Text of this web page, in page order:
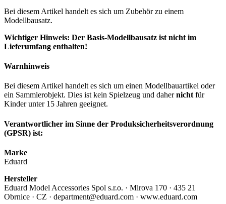
Bei diesem Artikel handelt es sich um Zubehör zu einem
Modellbausatz.
Wichtiger Hinweis: Der Basis-Modellbausatz ist nicht im
Lieferumfang enthalten!
Warnhinweis
Bei diesem Artikel handelt es sich um einen Modellbauartikel oder
ein Sammlerobjekt. Dies ist kein Spielzeug und dahernicht für
Kinder unter 15 Jahren geeignet.
Verantwortlicher im Sinne der Produksicherheitsverordnung
(GPSR) ist:
Marke
Eduard
Hersteller
Eduard Model Accessories Spol s.r.o. · Mirova 170 · 435 21
Obrnice · CZ · department@eduard.com · www.eduard.com